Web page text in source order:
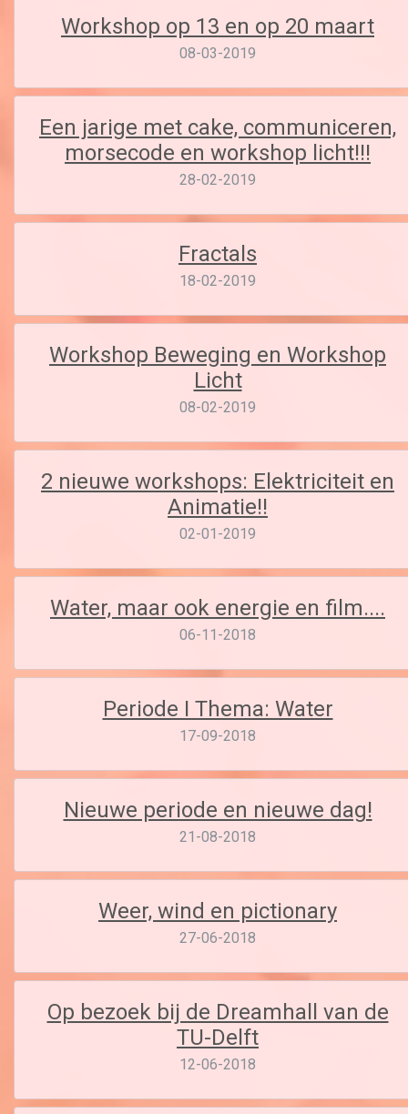
Workshop op 13 en op 20 maart
08-03-2019
Een jarige met cake, communiceren,
morsecode en workshop licht!!!
28-02-2019
Fractals
18-02-2019
Workshop Beweging en Workshop
Licht
08-02-2019
2 nieuwe workshops: Elektriciteit en
Animatie!!
02-01-2019
Water, maar ook energie en film....
06-11-2018
Periode I Thema: Water
17-09-2018
Nieuwe periode en nieuwe dag!
21-08-2018
Weer, wind en pictionary
27-06-2018
Op bezoek bij de Dreamhall van de
TU-Delft
12-06-2018